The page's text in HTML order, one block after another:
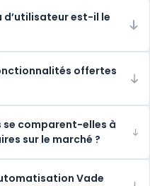
d’utilisateur est-il le
offertes
comparent-elles à
sur le marché ?
Vade